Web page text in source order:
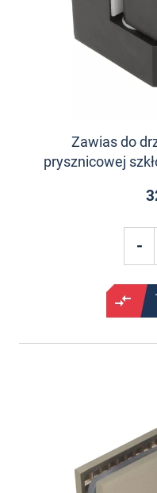
Zawias do
prysznicowej